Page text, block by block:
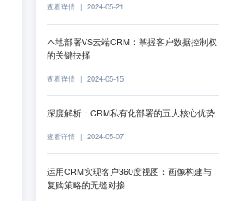
查看详情 | 2024-05-21
本地部署VS云端CRM：掌握客户数据控制权
的关键抉择
查看详情 | 2024-05-15
深度解析：CRM私有化部署的五大核心优势
查看详情 | 2024-05-07
运用CRM实现客户360度视图：画像构建与
复购策略的无缝对接